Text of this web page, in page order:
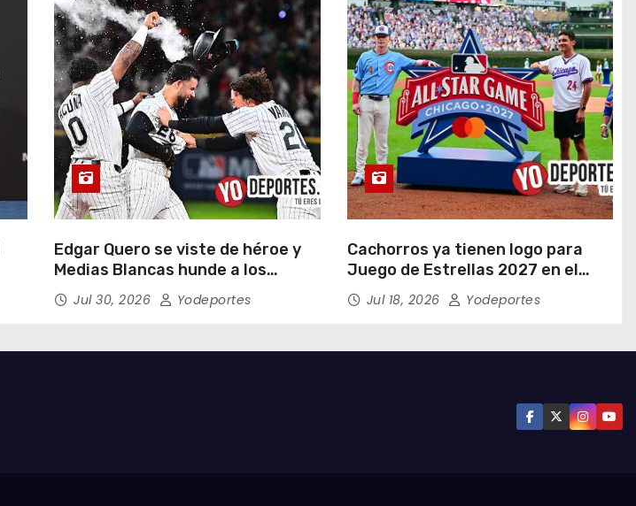
Edgar Quero se viste de héroe y
Medias Blancas hunde a los
Yankees de Nueva York en doce
entradas
Jul 30, 2026 Yodeportes
Cachorros ya tienen logo para
Juego de Estrellas 2027 en el
Wrigley Field
Jul 18, 2026 Yodeportes